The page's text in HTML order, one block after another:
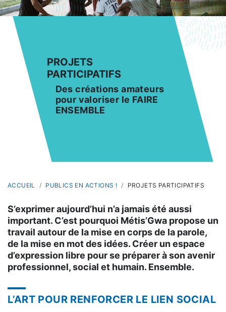
PROJETS
PARTICIPATIFS
Des créations amateurs
pour valoriser le FAIRE
ENSEMBLE
ACCUEIL PUBLICS EN ACTIONS ! PROJETS PARTICIPATIFS
S’exprimer aujourd’hui n’a jamais été aussi
important. C’est pourquoi Métis’Gwa propose un
travail autour de la mise en corps de la parole,
de la mise en mot des idées. Créer un espace
d’expression libre pour se préparer à son avenir
professionnel, social et humain. Ensemble.
L’ART POUR RENFORCER LE LIEN SOCIAL